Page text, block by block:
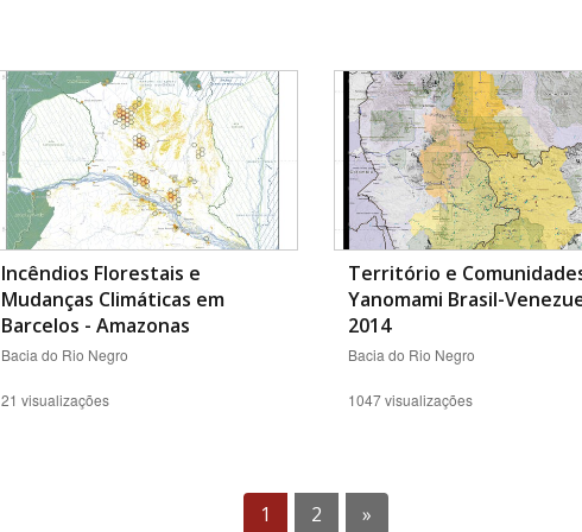
Incêndios Florestais e
Mudanças Climáticas em
Barcelos - Amazonas
Bacia do Rio Negro
21 visualizações
Território e
Yanomami Brasil-
2014
Bacia do Rio Negro
1047 visualizações
1 2 »